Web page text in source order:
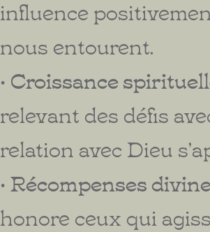
influence
nous entourent.
• Croissance
relevant des défis
relation avec Dieu
•Récompenses
honore ceux qui